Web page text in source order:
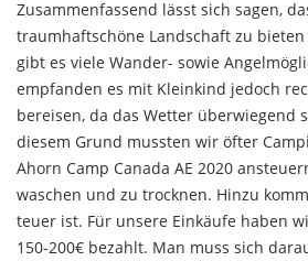
Zusammenfassend lässt sich sagen,
traumhaftschöne Landschaft zu
gibt es viele Wander- sowie
empfanden es mit Kleinkind jedoch
bereisen, da das Wetter überwiegend
diesem Grund mussten wir öfter
Ahorn Camp Canada AE 2020
waschen und zu trocknen. Hinzu
teuer ist. Für unsere Einkäufe haben
150-200€ bezahlt. Man muss sich